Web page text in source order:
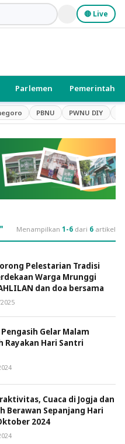
🔴 Live
Parlemen Pemerintah
PBNU PWNU DIY
Menampilkan 1-6 dari 6 artikel
Pelestarian Tradisi
Warga Mrunggi
dan doa bersama
Pengasih Gelar Malam
Rayakan Hari Santri
Cuaca di Jogja dan
Berawan Sepanjang Hari
2024